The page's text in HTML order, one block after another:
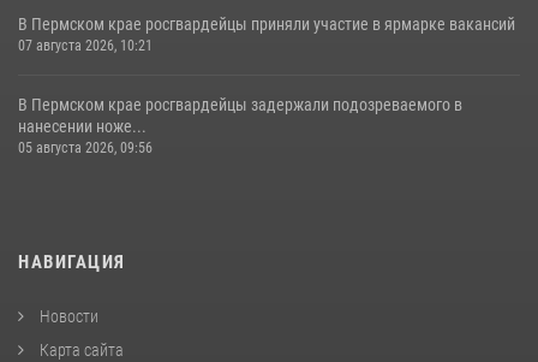
В Пермском крае росгвардейцы приняли участие в ярмарке вакансий
07 августа 2026, 10:21
В Пермском крае росгвардейцы задержали подозреваемого в
нанесении ноже...
05 августа 2026, 09:56
НАВИГАЦИЯ
Новости
Карта сайта